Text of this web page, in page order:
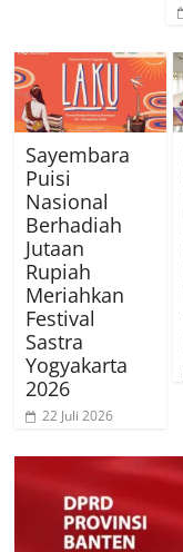
Sayembara
Puisi
Nasional
Berhadiah
Jutaan
Rupiah
Meriahkan
Festival
Sastra
Yogyakarta
2026
22 Juli 2026